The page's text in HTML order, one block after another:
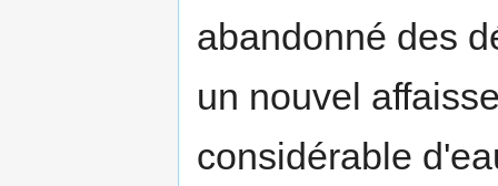
abandonné des
un nouvel
considérable